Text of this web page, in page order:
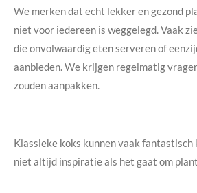
We merken dat echt lekker en gezond
niet voor iedereen is weggelegd. Vaak
die onvolwaardig eten serveren of
aanbieden. We krijgen regelmatig
zouden aanpakken.
Klassieke koks kunnen vaak fantastisch
niet altijd inspiratie als het gaat om